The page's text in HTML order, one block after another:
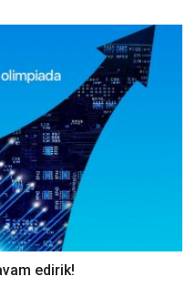
edirik!